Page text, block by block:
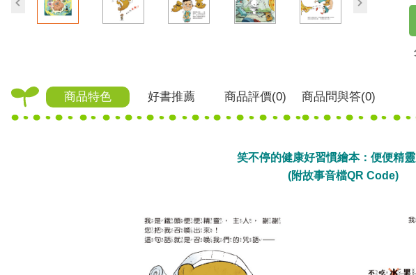
商品特色 好書推薦 商品評價(0) 商品問與答(0)
笑不停的健康好習慣繪本：便便精
(附故事音檔QR Code)